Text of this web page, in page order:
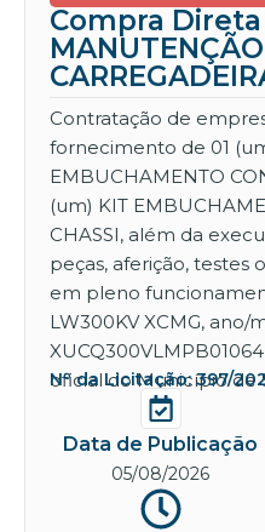
Compra Direta
Contratação de
fornecimento de 01
EMBUCHAMENTO
(um) KIT
CHASSI, além da
peças, aferição, testes
em pleno
LW300KV XCMG, ano/
oficial do Município de
Nº da Licitação: 397/
Data de Publicação
05/08/2026